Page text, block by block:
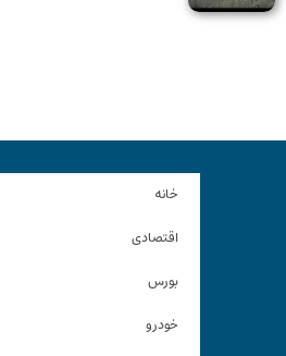
خانه
اقتصادی
بورس
خودرو